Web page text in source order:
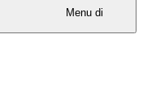
Menu di